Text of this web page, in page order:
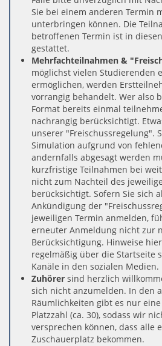
Sie bei einem anderen Termin
unterbringen können. Die
betroffenen Termin ist in
gestattet.
Mehrfachteilnahmen &
möglichst vielen Studierenden
ermöglichen, werden
vorrangig behandelt. Wer also
Format bereits einmal
nachrangig berücksichtigt.
unserer "Freischussregelung".
Simulation aufgrund von
andernfalls abgesagt werden
kurzfristige Teilnahmen bei
nicht zum Nachteil des
berücksichtigt. Sofern Sie sich
Ankündigung der
jeweiligen Termin anmelden,
erneuter Anmeldung nicht zur
Berücksichtigung. Hinweise
regelmäßig über die Startseite
Kanäle in den sozialen Medien.
Zuhörer sind herzlich
sich nicht anzumelden. In den
Räumlichkeiten gibt es nur
Platzzahl (ca. 30), sodass wir
versprechen können, dass alle
Zuschauerplatz bekommen.